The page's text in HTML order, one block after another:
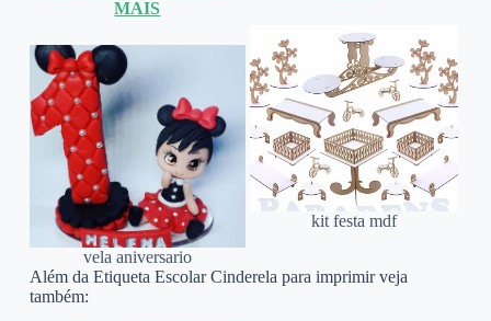
MAIS
vela aniversario
kit festa mdf
Além da Etiqueta Escolar Cinderela para imprimir veja
também: